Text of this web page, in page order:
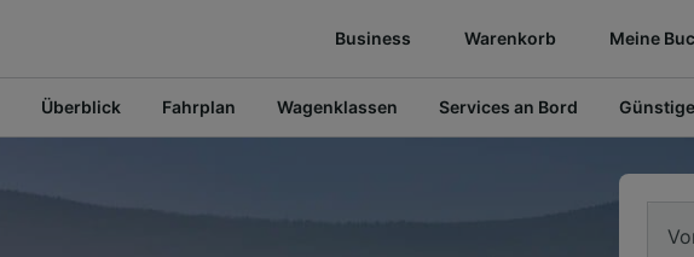
Business Warenkorb Meine
Überblick Fahrplan Wagenklassen Services an Bord